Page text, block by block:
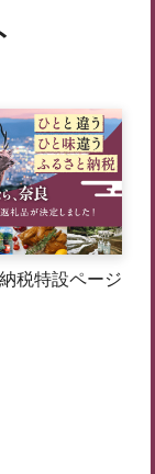
税特設ページ